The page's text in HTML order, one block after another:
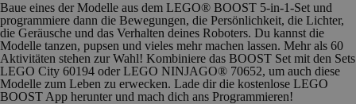
Baue eines der Modelle aus dem LEGO® BOOST 5-in-1-Set und
programmiere dann die Bewegungen, die Persönlichkeit, die Lichter,
die Geräusche und das Verhalten deines Roboters. Du kannst die
Modelle tanzen, pupsen und vieles mehr machen lassen. Mehr als 60
Aktivitäten stehen zur Wahl! Kombiniere das BOOST Set mit den Sets
LEGO City 60194 oder LEGO NINJAGO® 70652, um auch diese
Modelle zum Leben zu erwecken. Lade dir die kostenlose LEGO
BOOST App herunter und mach dich ans Programmieren!